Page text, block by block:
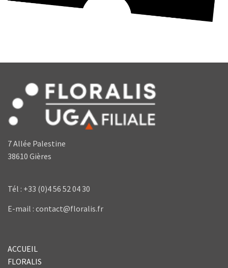
7 Allée Palestine
38610 Gières
Tél : +33 (0)4 56 52 04 30
E-mail : contact@floralis.fr
ACCUEIL
FLORALIS